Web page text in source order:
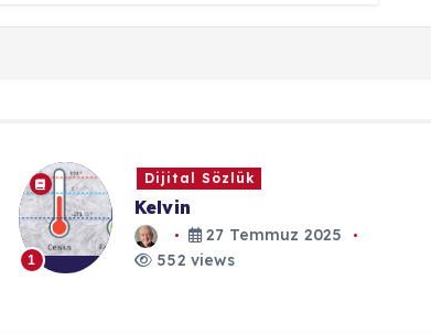
1
Yazı Dizisi
Hayal Etmiştik 1: Bilimkurgudaki
Teknolojiler ve Günümüz
6 Kasım 2025